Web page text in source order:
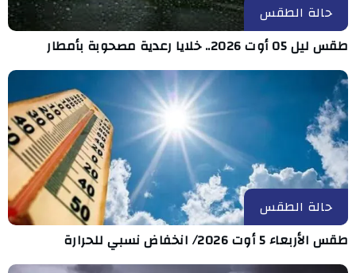
حالة الطقس
طقس ليل 05 أوت 2026.. خلايا رعدية مصحوبة بأمطار
حالة الطقس
طقس الأربعاء 5 أوت 2026/ انخفاض نسبي للحرارة